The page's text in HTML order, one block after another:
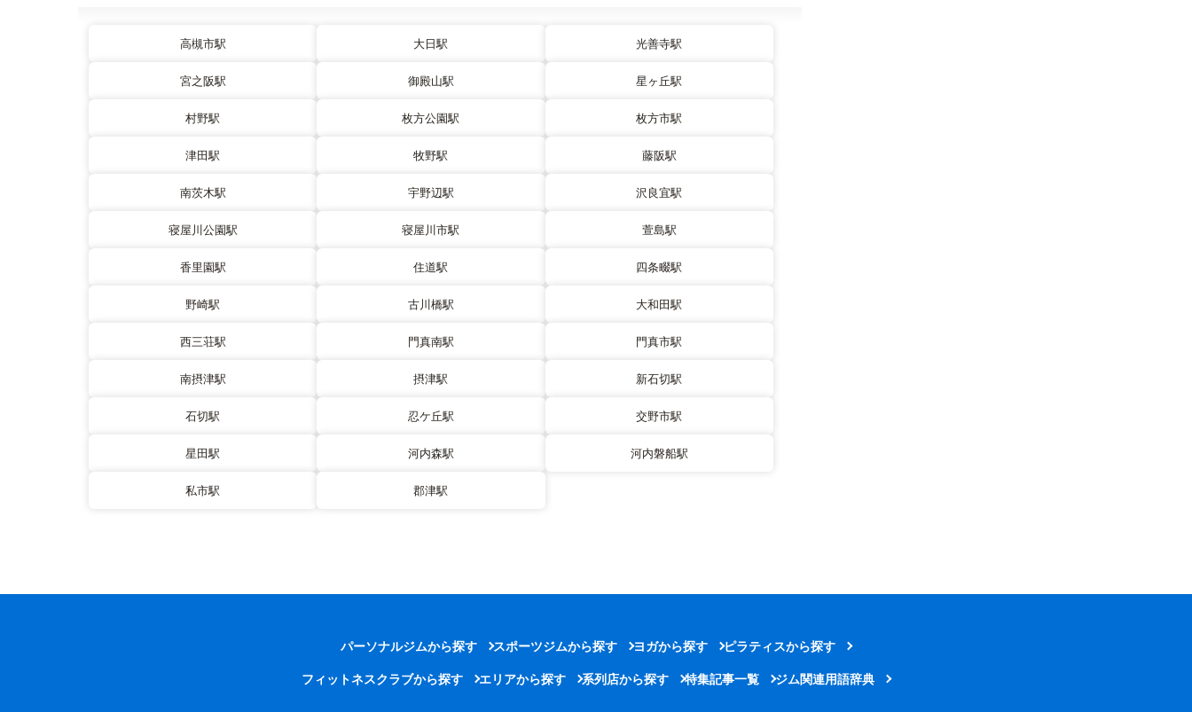
高槻市駅 大日駅 光善寺駅
宮之阪駅 御殿山駅 星ヶ丘駅
村野駅 枚方公園駅 枚方市駅
津田駅 牧野駅 藤阪駅
南茨木駅 宇野辺駅 沢良宜駅
寝屋川公園駅 寝屋川市駅 萱島駅
香里園駅 住道駅 四条畷駅
野崎駅 古川橋駅 大和田駅
西三荘駅 門真南駅 門真市駅
南摂津駅 摂津駅 新石切駅
石切駅 忍ケ丘駅 交野市駅
星田駅 河内森駅 河内磐船駅
私市駅 郡津駅
パーソナルジムから探す スポーツジムから探す ヨガから探す ピラティスから探す
フィットネスクラブから探す エリアから探す 系列店から探す 特集記事一覧 ジム関連用語辞典